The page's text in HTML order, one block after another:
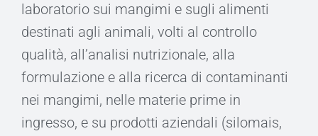
laboratorio sui mangimi e sugli alimenti
destinati agli animali, volti al controllo
qualità, all’analisi nutrizionale, alla
formulazione e alla ricerca di contaminanti
nei mangimi, nelle materie prime in
ingresso, e su prodotti aziendali (silomais,